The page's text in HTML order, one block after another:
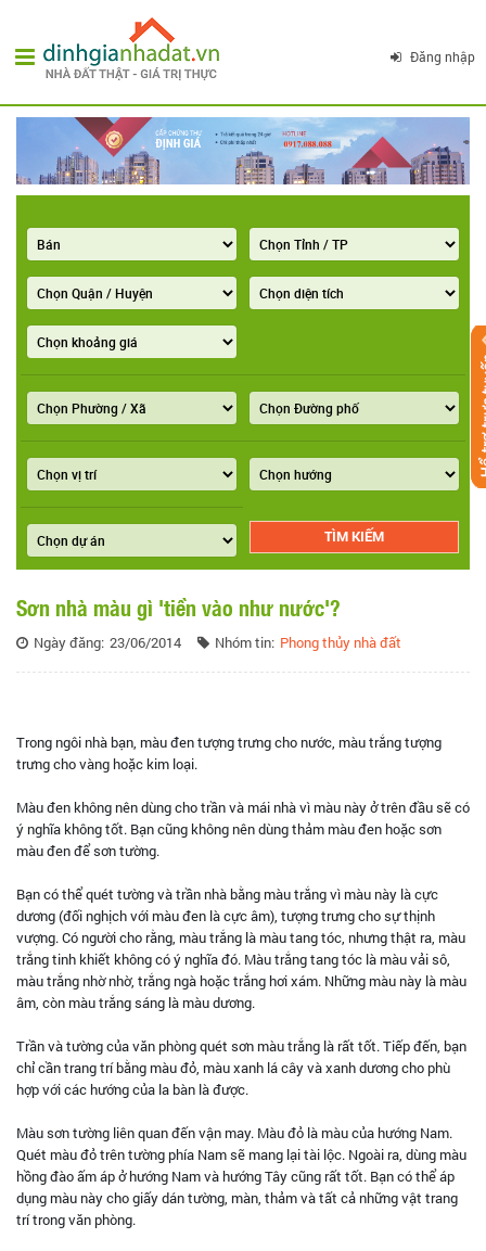
Đăng nhập
Sơn nhà màu gì 'tiền vào như nước'?
Ngày đăng: 23/06/2014 Nhóm tin: Phong thủy nhà đất
Trong ngôi nhà bạn, màu đen tượng trưng cho nước, màu trắng tượng
trưng cho vàng hoặc kim loại.
Màu đen không nên dùng cho trần và mái nhà vì màu này ở trên đầu sẽ có
ý nghĩa không tốt. Bạn cũng không nên dùng thảm màu đen hoặc sơn
màu đen để sơn tường.
Bạn có thể quét tường và trần nhà bằng màu trắng vì màu này là cực
dương (đối nghịch với màu đen là cực âm), tượng trưng cho sự thịnh
vượng. Có người cho rằng, màu trắng là màu tang tóc, nhưng thật ra, màu
trắng tinh khiết không có ý nghĩa đó. Màu trắng tang tóc là màu vải sô,
màu trắng nhờ nhờ, trắng ngà hoặc trắng hơi xám. Những màu này là màu
âm, còn màu trắng sáng là màu dương.
Trần và tường của văn phòng quét sơn màu trắng là rất tốt. Tiếp đến, bạn
chỉ cần trang trí bằng màu đỏ, màu xanh lá cây và xanh dương cho phù
hợp với các hướng của la bàn là được.
Màu sơn tường liên quan đến vận may. Màu đỏ là màu của hướng Nam.
Quét màu đỏ trên tường phía Nam sẽ mang lại tài lộc. Ngoài ra, dùng màu
hồng đào ấm áp ở hướng Nam và hướng Tây cũng rất tốt. Bạn có thể áp
dụng màu này cho giấy dán tường, màn, thảm và tất cả những vật trang
trí trong văn phòng.